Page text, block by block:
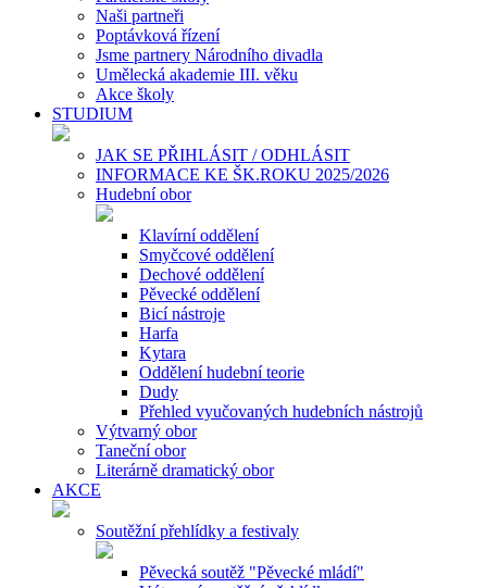
Naši partneři
Poptávková řízení
Jsme partnery Národního divadla
Umělecká akademie III. věku
Akce školy
STUDIUM
JAK SE PŘIHLÁSIT / ODHLÁSIT
INFORMACE KE ŠK.ROKU 2025/2026
Hudební obor
Klavírní oddělení
Smyčcové oddělení
Dechové oddělení
Pěvecké oddělení
Bicí nástroje
Harfa
Kytara
Oddělení hudební teorie
Dudy
Přehled vyučovaných hudebních nástrojů
Výtvarný obor
Taneční obor
Literárně dramatický obor
AKCE
Soutěžní přehlídky a festivaly
Pěvecká soutěž "Pěvecké mládí"